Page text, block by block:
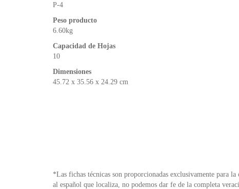
P-4
Peso producto
6.60kg
Capacidad de Hojas
10
Dimensiones
45.72 x 35.56 x 24.29 cm
*Las fichas técnicas son proporcionadas exclusivamente para
al español que localiza, no podemos dar fe de la completa